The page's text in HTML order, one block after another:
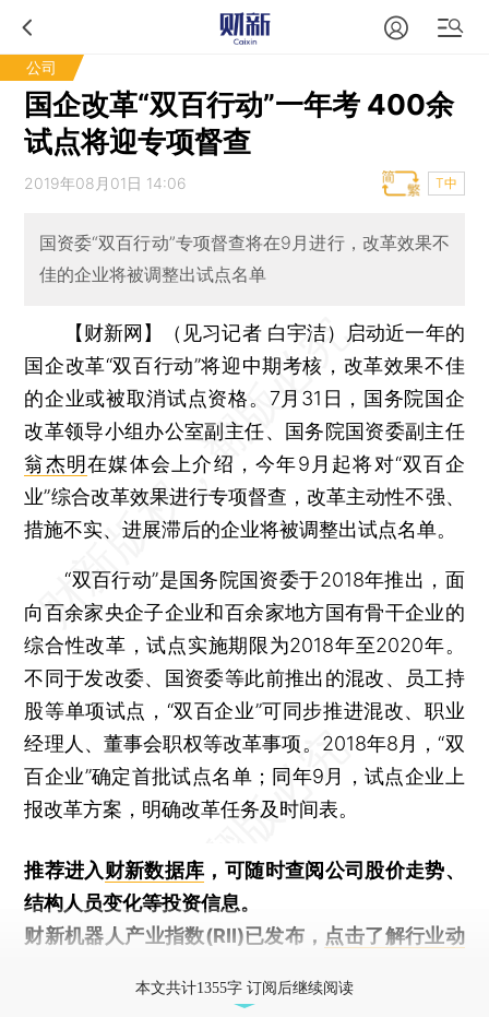
公司
国企改革“双百行动”一年考 400余
试点将迎专项督查
2019年08月01日 14:06 T中
国资委“双百行动”专项督查将在9月进行，改革效果不
佳的企业将被调整出试点名单
【财新网】（见习记者 白宇洁）
启动近一年的
国企改革“双百行动”将迎中期考核，改革效果不佳
的企业或被取消试点资格。7月31日，国务院国企
改革领导小组办公室副主任、国务院国资委副主任
翁杰明在媒体会上介绍，今年9月起将对“双百企
业”综合改革效果进行专项督查，改革主动性不强、
措施不实、进展滞后的企业将被调整出试点名单。
“双百行动”是国务院国资委于2018年推出，面
向百余家央企子企业和百余家地方国有骨干企业的
综合性改革，试点实施期限为2018年至2020年。
不同于发改委、国资委等此前推出的混改、员工持
股等单项试点，“双百企业”可同步推进混改、职业
经理人、董事会职权等改革事项。2018年8月，“双
百企业”确定首批试点名单；同年9月，试点企业上
报改革方案，明确改革任务及时间表。
推荐进入财新数据库 ，可随时查阅公司股价走势、
结构人员变化等投资信息。
财新机器人产业指数(RII)已发布， 点击了解行业动
本文共计1355字 订阅后继续阅读